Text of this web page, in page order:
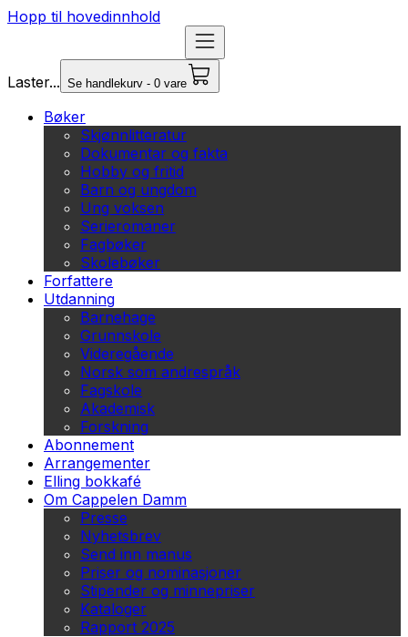
Hopp til hovedinnhold
Laster... Se handlekurv - 0 vare
Bøker
Skjønnlitteratur
Dokumentar og fakta
Hobby og fritid
Barn og ungdom
Ung voksen
Serieromaner
Fagbøker
Skolebøker
Forfattere
Utdanning
Barnehage
Grunnskole
Videregående
Norsk som andrespråk
Fagskole
Akademisk
Forskning
Abonnement
Arrangementer
Elling bokkafé
Om Cappelen Damm
Presse
Nyhetsbrev
Send inn manus
Priser og nominasjoner
Stipender og minnepriser
Kataloger
Rapport 2025